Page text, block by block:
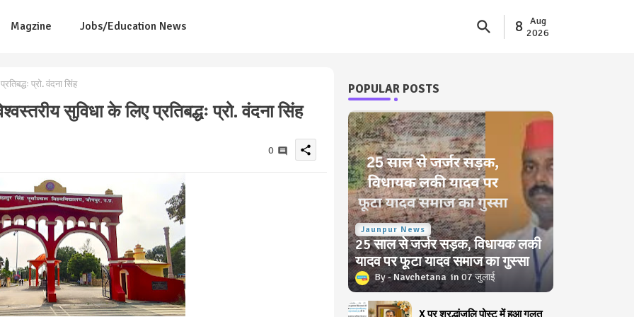
Magzine Jobs/Education News 8 Aug
2026
प्रो. वंदना सिंह
सुविधा के लिए प्रतिबद्धः प्रो. वंदना सिंह
0 share
POPULAR POSTS
Jaunpur News
25 साल से जर्जर सड़क, विधायक लकी
यादव पर फूटा यादव समाज का गुस्सा
Navchetana 07 जुलाई
X पर श्रद्धांजलि पोस्ट में हुआ गलत